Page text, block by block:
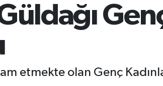
6862,09000 %0.19
BİST100 14.598,00 %0
etmekte olan Genç